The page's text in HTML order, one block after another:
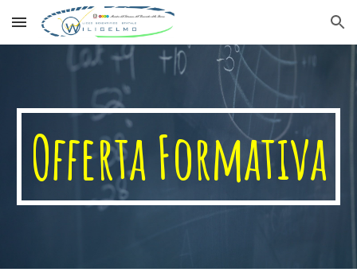
Skip to main content Skip to navigation
Offerta Formativa